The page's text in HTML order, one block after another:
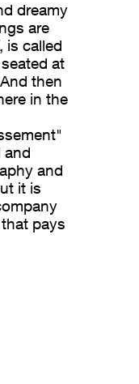
dreamy
are
is called
at
then
in the
and
and
it is
pays